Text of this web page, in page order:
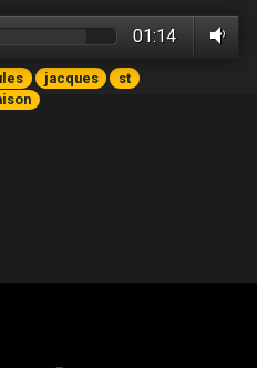
01:14
jacques
st